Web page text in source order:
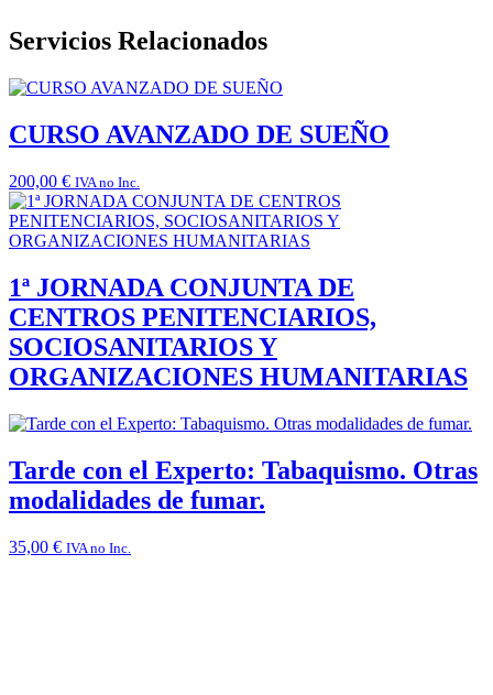
Servicios Relacionados
CURSO AVANZADO DE SUEÑO
200,00 € IVA no Inc.
1ª JORNADA CONJUNTA DE
CENTROS PENITENCIARIOS,
SOCIOSANITARIOS Y
ORGANIZACIONES HUMANITARIAS
Tarde con el Experto: Tabaquismo. Otras
modalidades de fumar.
35,00 € IVA no Inc.